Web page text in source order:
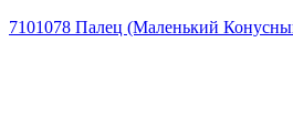
7101078 Палец (Маленький